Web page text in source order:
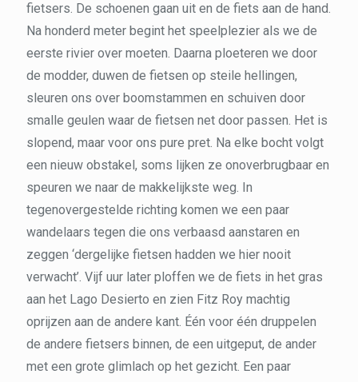
fietsers. De schoenen gaan uit en de fiets aan de hand.
Na honderd meter begint het speelplezier als we de
eerste rivier over moeten. Daarna ploeteren we door
de modder, duwen de fietsen op steile hellingen,
sleuren ons over boomstammen en schuiven door
smalle geulen waar de fietsen net door passen. Het is
slopend, maar voor ons pure pret. Na elke bocht volgt
een nieuw obstakel, soms lijken ze onoverbrugbaar en
speuren we naar de makkelijkste weg. In
tegenovergestelde richting komen we een paar
wandelaars tegen die ons verbaasd aanstaren en
zeggen ‘dergelijke fietsen hadden we hier nooit
verwacht’. Vijf uur later ploffen we de fiets in het gras
aan het Lago Desierto en zien Fitz Roy machtig
oprijzen aan de andere kant. Één voor één druppelen
de andere fietsers binnen, de een uitgeput, de ander
met een grote glimlach op het gezicht. Een paar